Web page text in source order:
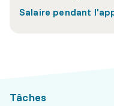
Salaire pendant
Tâches